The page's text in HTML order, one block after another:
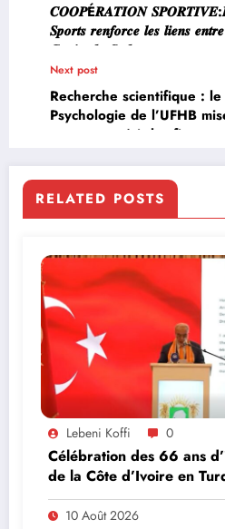
𝑪𝑶𝑶𝑷É𝑹𝑨𝑻𝑰𝑶𝑵
𝑺𝒑𝒐𝒓𝒕𝒔 𝒓𝒆𝒏𝒇𝒐𝒓𝒄𝒆 𝒍𝒆𝒔 𝒍𝒊𝒆𝒏𝒔
𝑪𝒐𝒓é𝒆 𝒅𝒖 𝑺𝒖𝒅
Next post
Recherche scientifique :
Psychologie de l’UFHB
pour conquérir les
RELATED POSTS
Lebeni Koffi 0
Célébration des 66 ans
de la Côte d’Ivoire en
et Ankara veulent
milliard de dollars
10 Août 2026